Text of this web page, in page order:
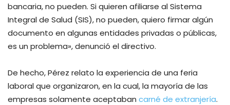
bancaria, no pueden. Si quieren afiliarse al Sistema
Integral de Salud (SIS), no pueden, quiero firmar algún
documento en algunas entidades privadas o públicas,
es un problema», denunció el directivo.
De hecho, Pérez relato la experiencia de una feria
laboral que organizaron, en la cual, la mayoría de las
empresas solamente aceptaban carné de extranjería.